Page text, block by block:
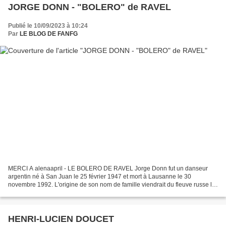
JORGE DONN - "BOLERO" de RAVEL
Publié le 10/09/2023 à 10:24
Par LE BLOG DE FANFG
MERCI A alenaapril - LE BOLERO DE RAVEL Jorge Donn fut un danseur
argentin né à San Juan le 25 février 1947 et mort à Lausanne le 30
novembre 1992. L'origine de son nom de famille viendrait du fleuve russe le
HENRI-LUCIEN DOUCET